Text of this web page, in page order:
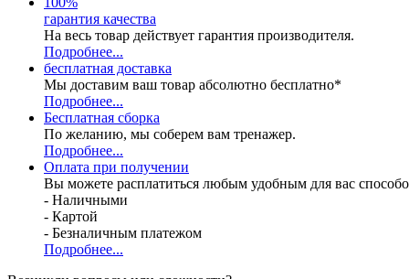
гарантия качества
На весь товар действует гарантия производителя.
Подробнее...
бесплатная доставка
Мы доставим ваш товар абсолютно бесплатно*
Подробнее...
Бесплатная сборка
По желанию, мы соберем вам тренажер.
Подробнее...
Оплата при получении
Вы можете расплатиться любым удобным для вас
- Наличными
- Картой
- Безналичным платежом
Подробнее...